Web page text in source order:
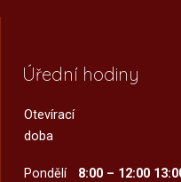
Úřední hodiny
Otevírací
doba
Pondělí 8:00 – 12:00